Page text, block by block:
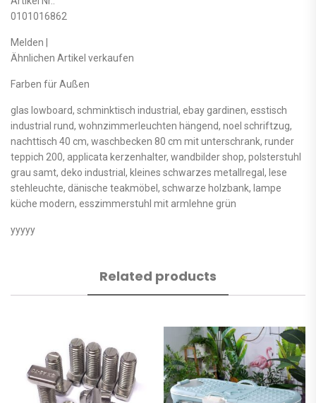
0101016862
Melden |
Ähnlichen Artikel verkaufen
Farben für Außen
glas lowboard, schminktisch industrial, ebay gardinen, esstisch
industrial rund, wohnzimmerleuchten hängend, noel schriftzug,
nachttisch 40 cm, waschbecken 80 cm mit unterschrank, runder
teppich 200, applicata kerzenhalter, wandbilder shop, polsterstuhl
grau samt, deko industrial, kleines schwarzes metallregal, lese
stehleuchte, dänische teakmöbel, schwarze holzbank, lampe
küche modern, esszimmerstuhl mit armlehne grün
yyyyy
Related products